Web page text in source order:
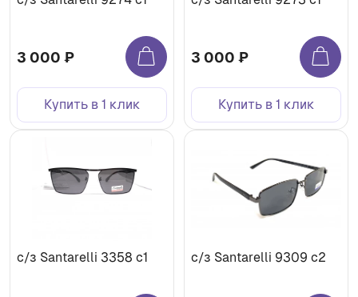
3 000 ₽
Купить в 1 клик
3 000 ₽
Купить в 1 клик
с/з Santarelli 3358 c1 с/з Santarelli 9309 с2